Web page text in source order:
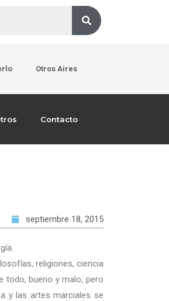
Otros Aires
Contacto
septiembre 18, 2015
religiones, ciencia
todo, bueno y malo, pero
y las artes marciales se